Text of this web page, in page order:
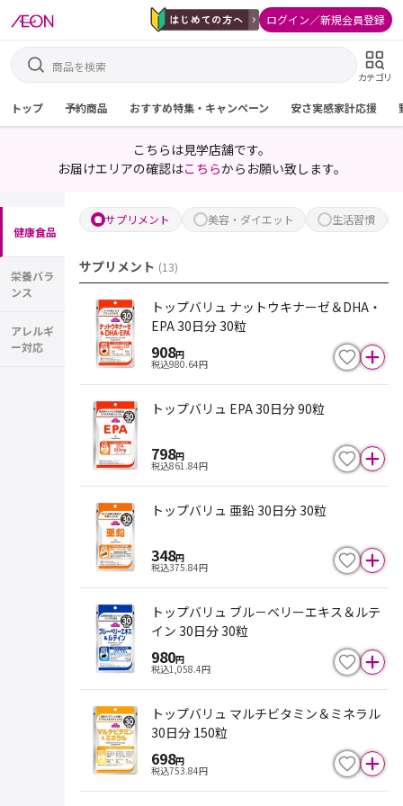
ログイン／新規会員登録
カテゴリ
トップ 予約商品 おすすめ特集・キャンペーン 安さ実感家計応援
こちらは見学店舗です。
お届けエリアの確認はこちらからお願い致します。
健康食品
栄養バラ
ンス
アレルギ
ー対応
サプリメント 美容・ダイエット 生活習慣
サプリメント (13)
トップバリュ ナットウキナーゼ＆DHA・
EPA 30日分 30粒
908円
税込980.64円
トップバリュ EPA 30日分 90粒
798円
税込861.84円
トップバリュ 亜鉛 30日分 30粒
348円
税込375.84円
トップバリュ ブル－ベリーエキス＆ルテ
イン 30日分 30粒
980円
税込1,058.4円
トップバリュ マルチビタミン＆ミネラル
30日分 150粒
698円
税込753.84円